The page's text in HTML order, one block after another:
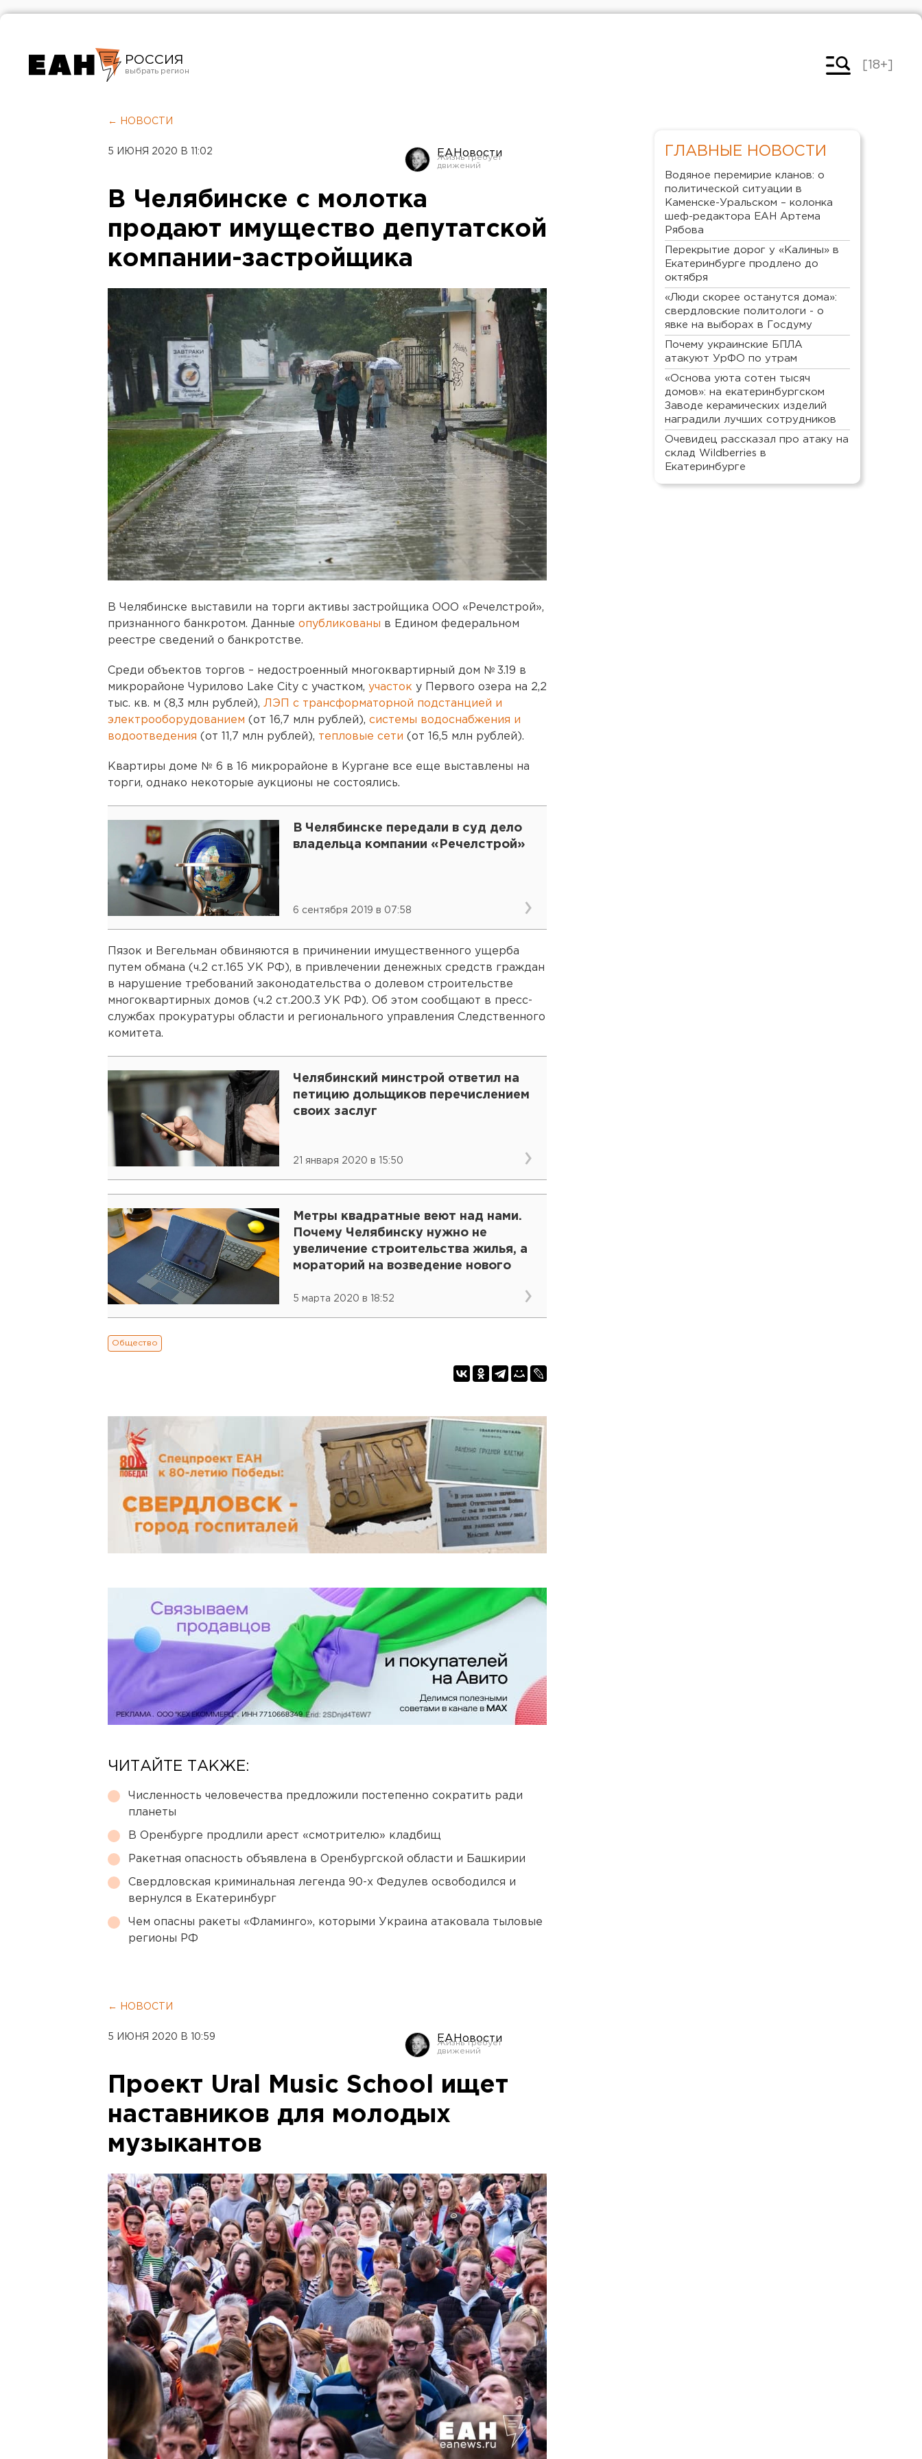
РОССИЯ
Челябинск
[18+]
← НОВОСТИ
5 ИЮНЯ 2020 В 11:02 ЕАНовости
В Челябинске с молотка
продают имущество депутатской
компании-застройщика
В Челябинске выставили на торги активы застройщика ООО «Речелстрой»,
признанного банкротом. Данные опубликованы в Едином федеральном
реестре сведений о банкротстве.
Среди объектов торгов – недостроенный многоквартирный дом № 3.19 в
микрорайоне Чурилово Lake City с участком, участок у Первого озера на 2,2
тыс. кв. м (8,3 млн рублей), ЛЭП с трансформаторной подстанцией и
электрооборудованием (от 16,7 млн рублей), системы водоснабжения и
водоотведения (от 11,7 млн рублей), тепловые сети (от 16,5 млн рублей).
Квартиры доме № 6 в 16 микрорайоне в Кургане все еще выставлены на
торги, однако некоторые аукционы не состоялись.
В Челябинске передали в суд дело
владельца компании «Речелстрой»
6 сентября 2019 в 07:58
Пязок и Вегельман обвиняются в причинении имущественного ущерба
путем обмана (ч.2 ст.165 УК РФ), в привлечении денежных средств граждан
в нарушение требований законодательства о долевом строительстве
многоквартирных домов (ч.2 ст.200.3 УК РФ). Об этом сообщают в пресс-
службах прокуратуры области и регионального управления Следственного
комитета.
Челябинский минстрой ответил на
петицию дольщиков перечислением
своих заслуг
21 января 2020 в 15:50
Метры квадратные веют над нами.
Почему Челябинску нужно не
увеличение строительства жилья, а
мораторий на возведение нового
5 марта 2020 в 18:52
Общество
ЧИТАЙТЕ ТАКЖЕ:
Численность человечества предложили постепенно сократить ради
планеты
В Оренбурге продлили арест «смотрителю» кладбищ
Ракетная опасность объявлена в Оренбургской области и Башкирии
Свердловская криминальная легенда 90-х Федулев освободился и
вернулся в Екатеринбург
Чем опасны ракеты «Фламинго», которыми Украина атаковала тыловые
регионы РФ
← НОВОСТИ
5 ИЮНЯ 2020 В 10:59 ЕАНовости
Проект Ural Music School ищет
наставников для молодых
музыкантов
ГЛАВНЫЕ НОВОСТИ
Водяное перемирие кланов: о
политической ситуации в
Каменске-Уральском – колонка
шеф-редактора ЕАН Артема
Рябова
Перекрытие дорог у «Калины» в
Екатеринбурге продлено до
октября
«Люди скорее останутся дома»:
свердловские политологи - о
явке на выборах в Госдуму
Почему украинские БПЛА
атакуют УрФО по утрам
«Основа уюта сотен тысяч
домов»: на екатеринбургском
Заводе керамических изделий
наградили лучших сотрудников
Очевидец рассказал про атаку на
склад Wildberries в
Екатеринбурге